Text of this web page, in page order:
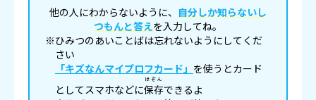
他の人にわからないように、 自分しか知らないし
つもんと答えを入力してね。
※ひみつのあいことばは忘れないようにしてくだ
さい
「キズなんマイプロフカード」 を使うとカード
としてスマホなどに保存
ほぞん
できるよ